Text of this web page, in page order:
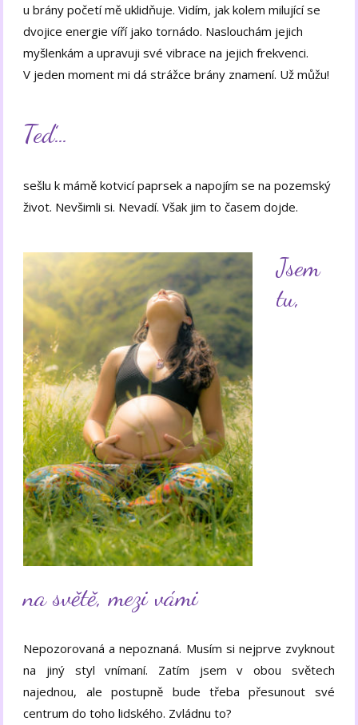
u brány početí mě uklidňuje. Vidím, jak kolem milující se
dvojice energie víří jako tornádo. Naslouchám jejich
myšlenkám a upravuji své vibrace na jejich frekvenci.
V jeden moment mi dá strážce brány znamení. Už můžu!
Teď…
sešlu k mámě kotvicí paprsek a napojím se na pozemský
život. Nevšimli si. Nevadí. Však jim to časem dojde.
Jsem
tu,
na světě, mezi vámi
Nepozorovaná a nepoznaná. Musím si nejprve zvyknout
na jiný styl vnímaní. Zatím jsem v obou světech
najednou, ale postupně bude třeba přesunout své
centrum do toho lidského. Zvládnu to?